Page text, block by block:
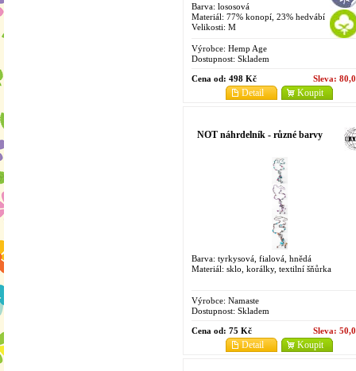
Barva: lososová
Materiál: 77% konopí, 23% hedvábí
Velikosti: M
Výrobce: Hemp Age
Dostupnost: Skladem
Cena od: 498 Kč Sleva:
Koupit
Detail
NOT náhrdelník - různé barvy
Barva: tyrkysová, fialová, hnědá
Materiál: sklo, korálky, textilní šňůrka
Výrobce: Namaste
Dostupnost: Skladem
Cena od: 75 Kč Sleva:
Koupit
Detail